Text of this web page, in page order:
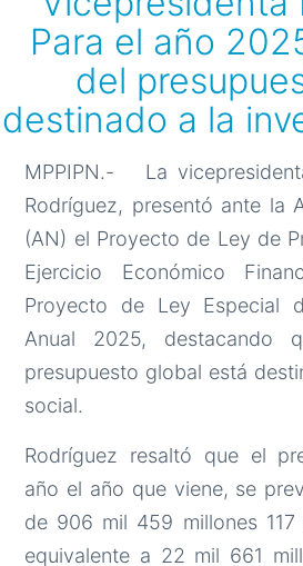
Para el año
del
destinado a la
MPPIPN.- La
Rodríguez, presentó ante la
(AN) el Proyecto de Ley de
Ejercicio Económico
Proyecto de Ley Especial
Anual 2025, destacando
presupuesto global está
social.
Rodríguez resaltó que el
año el año que viene, se
de 906 mil 459 millones
equivalente a 22 mil 661